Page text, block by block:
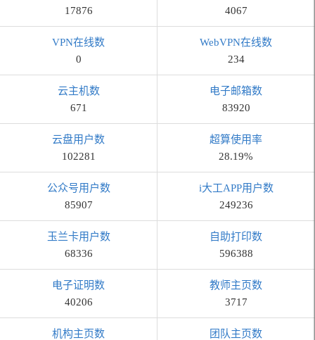
17876
4067
VPN在线数
0
WebVPN在线数
234
云主机数
671
电子邮箱数
83920
云盘用户数
102281
超算使用率
28.19%
公众号用户数
85907
i大工APP用户数
249236
玉兰卡用户数
68336
自助打印数
596388
电子证明数
40206
教师主页数
3717
机构主页数
团队主页数